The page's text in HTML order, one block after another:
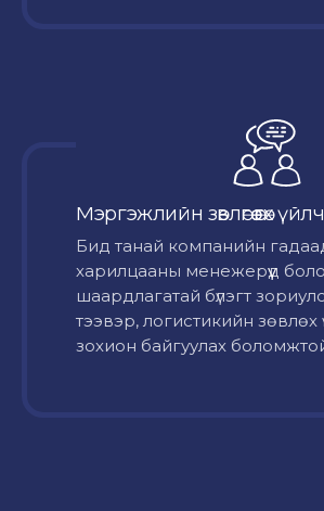
Мэргэжлийн зөвлөгөө өгөх
Бид танай компанийн
харилцааны менежерүүд
шаардлагатай бүлэгт
тээвэр, логистикийн зөвлөх
зохион байгуулах